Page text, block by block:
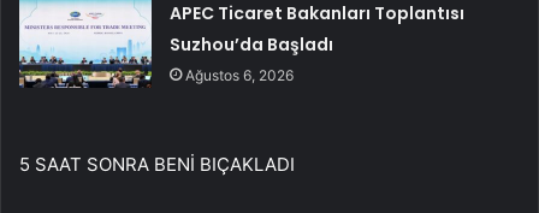
APEC Ticaret Bakanları Toplantısı
Suzhou’da Başladı
Ağustos 6, 2026
5 SAAT SONRA BENİ BIÇAKLADI